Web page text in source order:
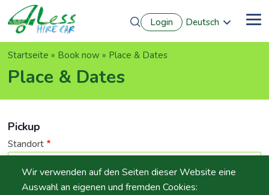
Direkt
zum
Inhalt
Login
Deutsch
Wir verwenden auf den Seiten dieser Website eine
Auswahl an eigenen und fremden Cookies:
Pfadnavigation
Startseite Book now Place & Dates
Place & Dates
Pickup
Standort